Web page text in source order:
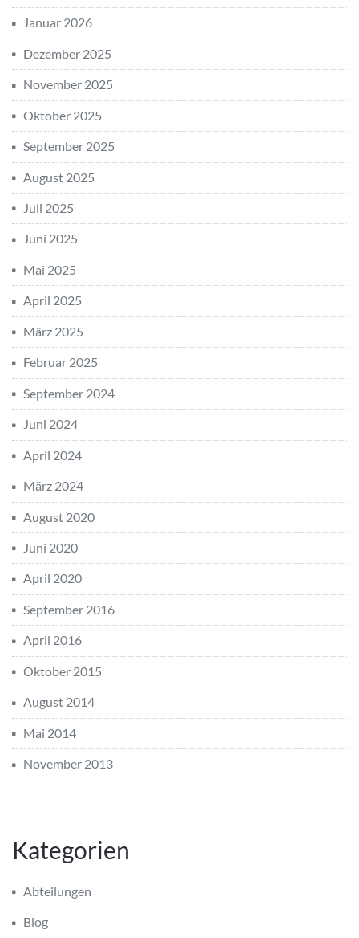
Januar 2026
Dezember 2025
November 2025
Oktober 2025
September 2025
August 2025
Juli 2025
Juni 2025
Mai 2025
April 2025
März 2025
Februar 2025
September 2024
Juni 2024
April 2024
März 2024
August 2020
Juni 2020
April 2020
September 2016
April 2016
Oktober 2015
August 2014
Mai 2014
November 2013
Kategorien
Abteilungen
Blog